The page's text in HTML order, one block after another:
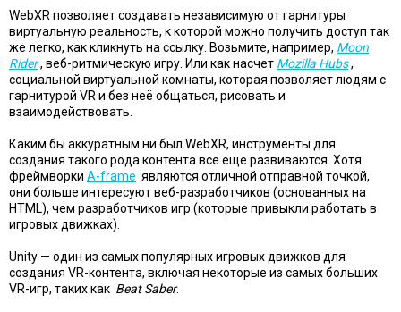
WebXR позволяет создавать независимую от гарнитуры
виртуальную реальность, к которой можно получить доступ так
же легко, как кликнуть на ссылку. Возьмите, например, Moon
Rider, веб-ритмическую игру. Или как насчет Mozilla Hubs,
социальной виртуальной комнаты, которая позволяет людям с
гарнитурой VR и без неё общаться, рисовать и
взаимодействовать.
Каким бы аккуратным ни был WebXR, инструменты для
создания такого рода контента все еще развиваются. Хотя
фреймворки A-frame являются отличной отправной точкой,
они больше интересуют веб-разработчиков (основанных на
HTML), чем разработчиков игр (которые привыкли работать в
игровых движках).
Unity — один из самых популярных игровых движков для
создания VR-контента, включая некоторые из самых больших
VR-игр, таких как Beat Saber.